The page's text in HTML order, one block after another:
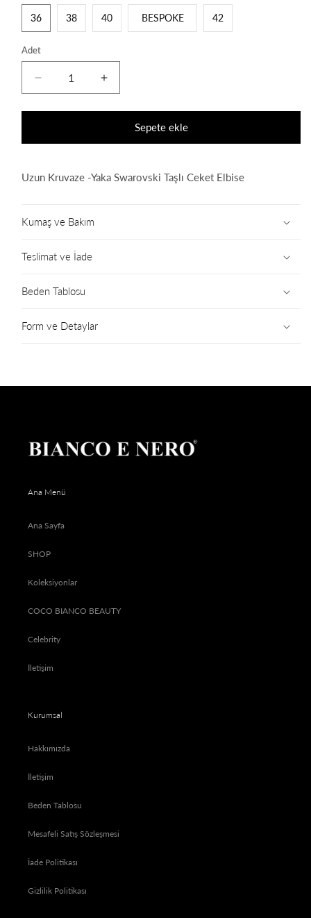
36 38 40 BESPOKE 42
Adet
Tiffany
Blazer
Dress
adedi
Tiffany
Blazer
Dress
adedi
Sepete ekle
Uzun Kruvaze -Yaka Swarovski Taşlı Ceket Elbise
Kumaş ve Bakım
Teslimat ve İade
Beden Tablosu
Form ve Detaylar
Ana Menü
Ana Sayfa
SHOP
Koleksiyonlar
COCO BIANCO BEAUTY
Celebrity
İletişim
Kurumsal
Hakkımızda
İletişim
Beden Tablosu
Mesafeli Satış Sözleşmesi
İade Politikası
Gizlilik Politikası